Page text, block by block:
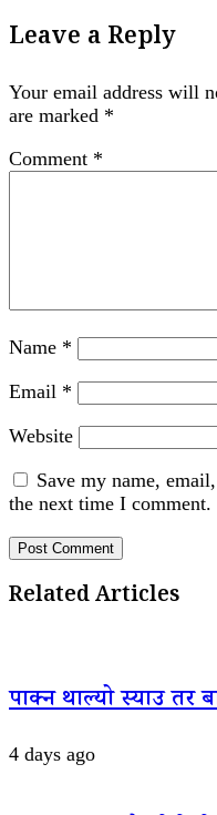
Leave a Reply
Your email address will
are marked *
Comment *
Name *
Email *
Website
Save my name,
the next time I comment.
Related Articles
पाक्न थाल्यो स्याउ तर
4 days ago